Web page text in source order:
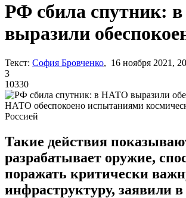
РФ сбила спутник:
выразили
Текст: София Бровченко, 16 ноября 2021,
3
10330
НАТО обеспокоено испытаниями
Россией
Такие действия
разрабатывает оружие,
поражать критически
инфраструктуру, заявили